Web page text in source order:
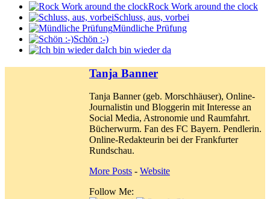
Rock Work around the clock
Schluss, aus, vorbei
Mündliche Prüfung
Schön :-)
Ich bin wieder da
Tanja Banner
Tanja Banner (geb. Morschhäuser), Online-
Journalistin und Bloggerin mit Interesse an
Social Media, Astronomie und Raumfahrt.
Bücherwurm. Fan des FC Bayern. Pendlerin.
Online-Redakteurin bei der Frankfurter
Rundschau.
More Posts - Website
Follow Me: